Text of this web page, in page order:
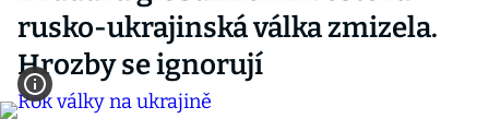
rusko-ukrajinská válka zmizela.
Hrozby se ignorují